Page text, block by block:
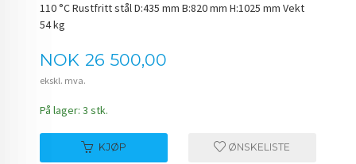
110 °C Rustfritt stål D:435 mm B:820 mm H:1025 mm Vekt
54 kg
Pris
NOK 26 500,00
ekskl. mva.
På lager: 3 stk.
KJØP ØNSKELISTE